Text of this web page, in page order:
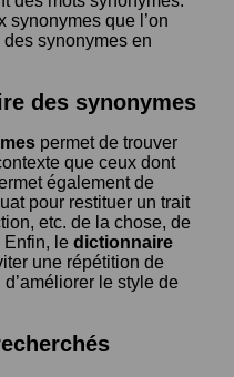
synonymes que l’on
synonymes en
des synonymes
permet de trouver
que ceux dont
également de
pour restituer un trait
etc. de la chose, de
Enfin, le dictionnaire
une répétition de
le style de